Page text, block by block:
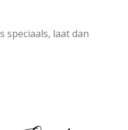
speciaals, laat dan